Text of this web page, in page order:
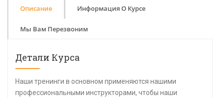
Описание Информация О Курсе
Мы Вам Перезвоним
Детали Курса
Наши тренинги в основном применяются нашими
профессиональными инструкторами, чтобы наши